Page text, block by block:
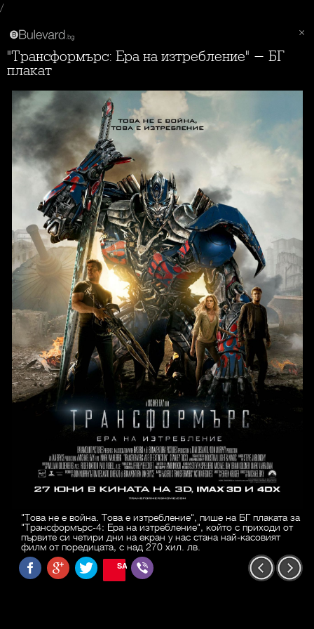
/
"Трансформърс: Ера на изтребление" - БГ
плакат
"Това не е война. Това е изтребление", пише на БГ плаката за
"Трансформърс-4: Ера на изтребление", който с приходи от
първите си четири дни на екран у нас стана най-касовият
филм от поредицата, с над 270 хил. лв.
SAVE